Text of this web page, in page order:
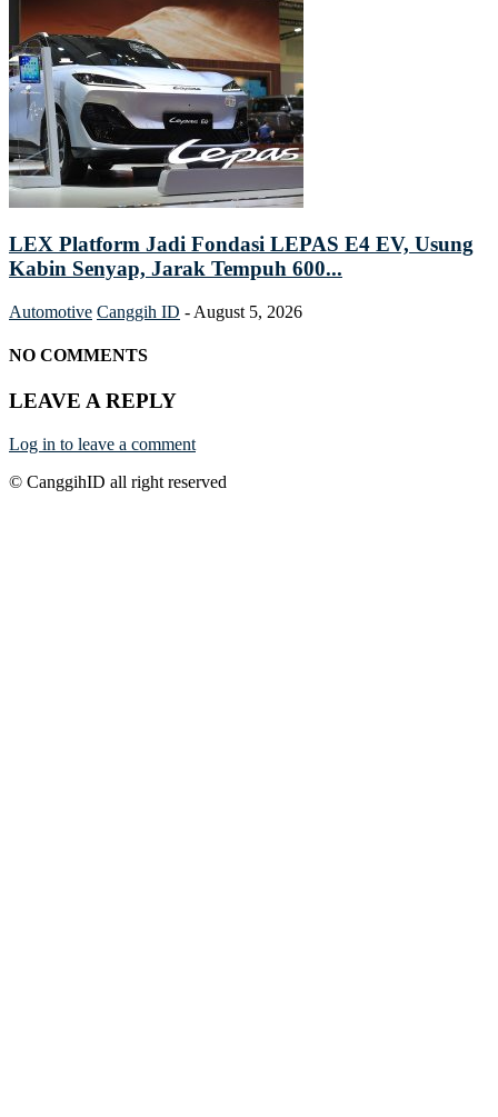
LEX Platform Jadi Fondasi LEPAS E4 EV, Usung
Kabin Senyap, Jarak Tempuh 600...
Automotive Canggih ID - August 5, 2026
NO COMMENTS
LEAVE A REPLY
Log in to leave a comment
© CanggihID all right reserved